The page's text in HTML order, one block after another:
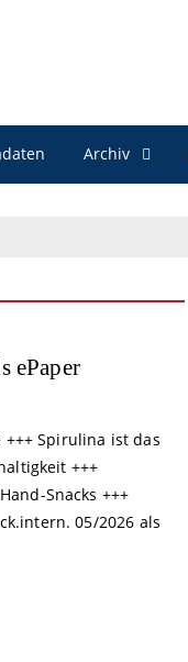
Archiv
ePaper
Spirulina ist das
+++
Snacks +++
05/2026 als